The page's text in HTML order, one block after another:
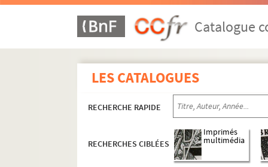
Catalogue
LES CATALOGUES
RECHERCHE RAPIDE
RECHERCHES CIBLÉES
Imprimés
multimédia